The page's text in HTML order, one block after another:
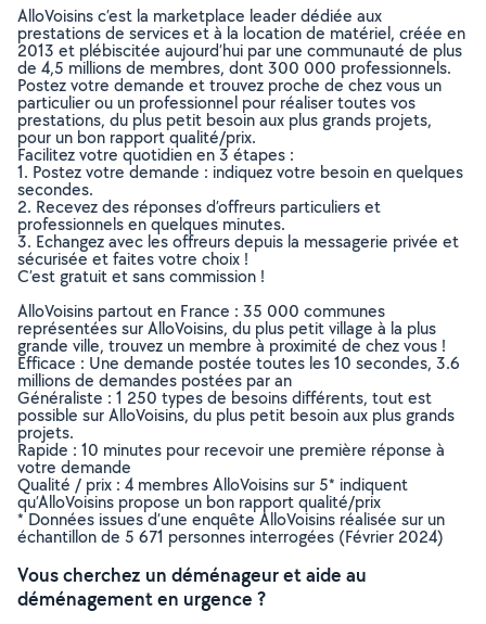
AlloVoisins c’est la marketplace leader dédiée aux
prestations de services et à la location de matériel, créée en
2013 et plébiscitée aujourd’hui par une communauté de plus
de 4,5 millions de membres, dont 300 000 professionnels.
Postez votre demande et trouvez proche de chez vous un
particulier ou un professionnel pour réaliser toutes vos
prestations, du plus petit besoin aux plus grands projets,
pour un bon rapport qualité/prix.
Facilitez votre quotidien en 3 étapes :
1. Postez votre demande : indiquez votre besoin en quelques
secondes.
2. Recevez des réponses d’offreurs particuliers et
professionnels en quelques minutes.
3. Echangez avec les offreurs depuis la messagerie privée et
sécurisée et faites votre choix !
C’est gratuit et sans commission !
AlloVoisins partout en France : 35 000 communes
représentées sur AlloVoisins, du plus petit village à la plus
grande ville, trouvez un membre à proximité de chez vous !
Efficace : Une demande postée toutes les 10 secondes, 3.6
millions de demandes postées par an
Généraliste : 1 250 types de besoins différents, tout est
possible sur AlloVoisins, du plus petit besoin aux plus grands
projets.
Rapide : 10 minutes pour recevoir une première réponse à
votre demande
Qualité / prix : 4 membres AlloVoisins sur 5* indiquent
qu’AlloVoisins propose un bon rapport qualité/prix
* Données issues d’une enquête AlloVoisins réalisée sur un
échantillon de 5 671 personnes interrogées (Février 2024)
Vous cherchez un déménageur et aide au
déménagement en urgence ?